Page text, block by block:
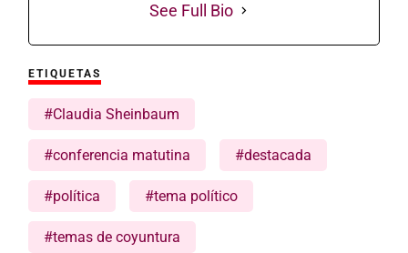
See Full Bio
ETIQUETAS
#Claudia Sheinbaum
#conferencia matutina #destacada
#política #tema político
#temas de coyuntura